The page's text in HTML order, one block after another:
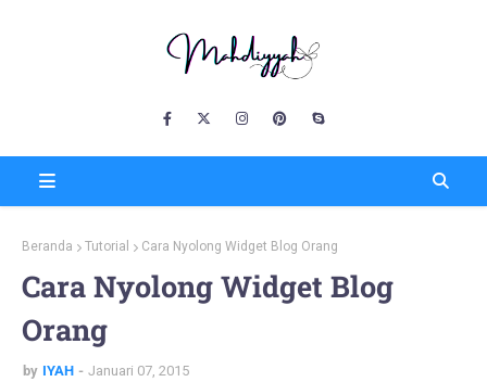
Beranda Tutorial Cara Nyolong Widget Blog Orang
Cara Nyolong Widget Blog
Orang
by IYAH Januari 07, 2015